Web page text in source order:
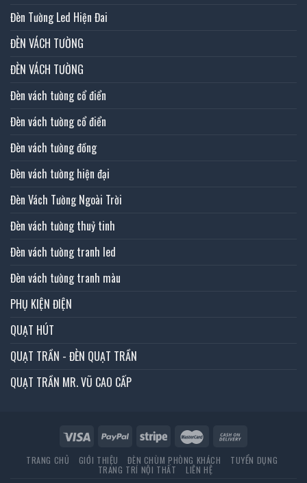
Đèn Tường Led Hiện Đai
ĐÈN VÁCH TƯỜNG
ĐÈN VÁCH TƯỜNG
Đèn vách tường cổ điển
Đèn vách tường cổ điển
Đèn vách tường đồng
Đèn vách tường hiện đại
Đèn Vách Tường Ngoài Trời
Đèn vách tường thuỷ tinh
Đèn vách tường tranh led
Đèn vách tường tranh màu
PHỤ KIỆN ĐIỆN
QUẠT HÚT
QUẠT TRẦN - ĐÈN QUẠT TRẦN
QUẠT TRẦN MR. VŨ CAO CẤP
TRANG CHỦ GIỚI THIỆU ĐÈN CHÙM PHÒNG KHÁCH TUYỂN DỤNG
TRANG TRÍ NỘI THẤT LIÊN HỆ